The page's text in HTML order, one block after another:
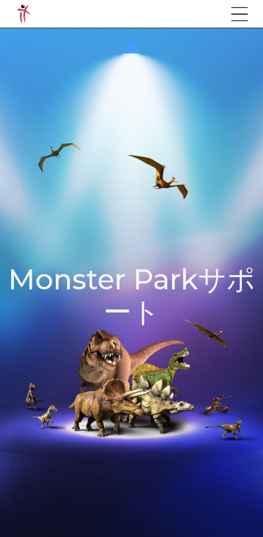
Monster Parkサポ
ート